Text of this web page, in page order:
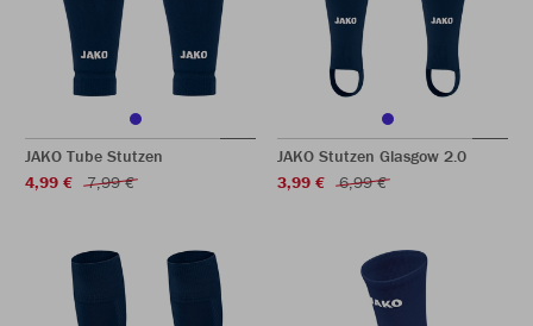
JAKO Tube Stutzen
4,99 €
7,99 €
JAKO Stutzen Glasgow 2.0
3,99 €
6,99 €